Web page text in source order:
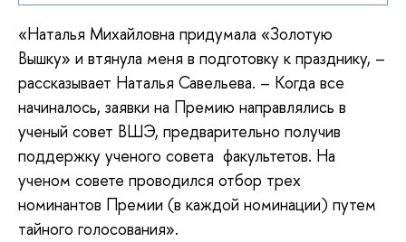
«Наталья Михайловна придумала «Золотую
Вышку» и втянула меня в подготовку к празднику, –
рассказывает Наталья Савельева. – Когда все
начиналось, заявки на Премию направлялись в
ученый совет ВШЭ, предварительно получив
поддержку ученого совета факультетов. На
ученом совете проводился отбор трех
номинантов Премии (в каждой номинации) путем
тайного голосования».